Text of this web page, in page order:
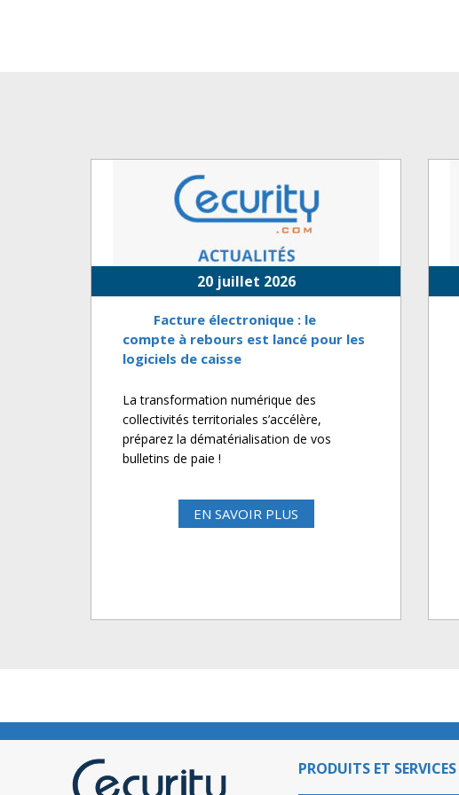
20 juillet 2026
Facture électronique : le
compte à rebours est lancé pour les
logiciels de caisse
La transformation numérique des
collectivités territoriales s’accélère,
préparez la dématérialisation de vos
bulletins de paie !
EN SAVOIR PLUS
PRODUITS ET SERVICES